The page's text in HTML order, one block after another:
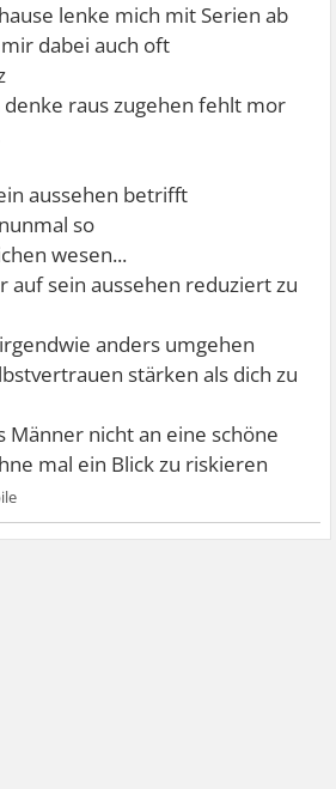
lenke mich mit Serien ab
dabei auch oft
raus zugehen fehlt mor
aussehen betrifft
so
wesen...
auf sein aussehen reduziert zu
anders umgehen
stärken als dich zu
Männer nicht an eine schöne
mal ein Blick zu riskieren